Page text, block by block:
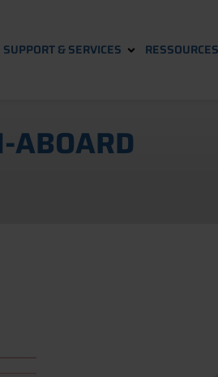
SUPPORT & SERVICES RESSOURCES
ABOARD